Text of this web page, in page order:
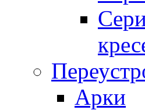
Арки